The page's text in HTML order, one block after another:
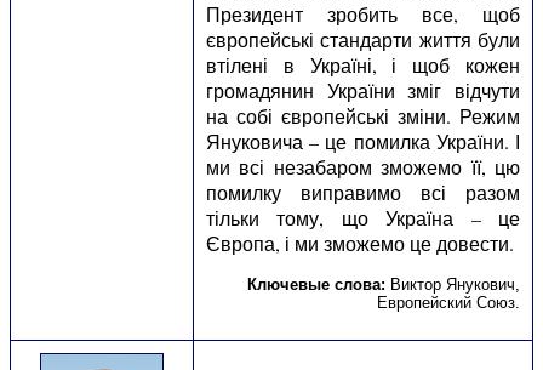
Президент зробить все, щоб
європейські стандарти життя були
втілені в Україні, і щоб кожен
громадянин України зміг відчути
на собі європейські зміни. Режим
Януковича – це помилка України. І
ми всі незабаром зможемо її, цю
помилку виправимо всі разом
тільки тому, що Україна – це
Європа, і ми зможемо це довести.
Ключевые слова: Виктор Янукович
Европейский Союз